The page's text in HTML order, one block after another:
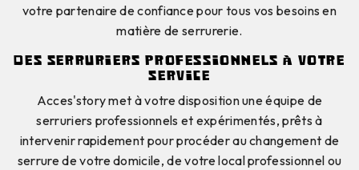
votre partenaire de confiance pour tous vos besoins en
matière de serrurerie.
Des serruriers professionnels à votre
service
Acces'story met à votre disposition une équipe de
serruriers professionnels et expérimentés, prêts à
intervenir rapidement pour procéder au changement de
serrure de votre domicile, de votre local professionnel ou